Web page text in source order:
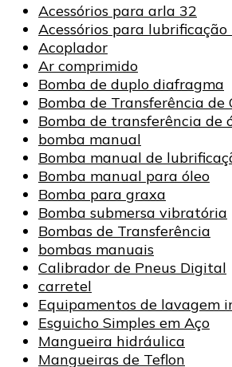
Acessórios para arla 32
Acessórios para
Acoplador
Ar comprimido
Bomba de duplo diafragma
Bomba de Transferência de
Bomba de transferência de
bomba manual
Bomba manual de
Bomba manual para óleo
Bomba para graxa
Bomba submersa vibratória
Bombas de Transferência
bombas manuais
Calibrador de Pneus Digital
carretel
Equipamentos de lavagem
Esguicho Simples em Aço
Mangueira hidráulica
Mangueiras de Teflon